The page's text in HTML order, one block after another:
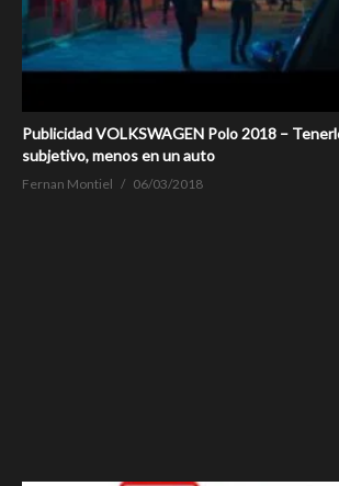
Publicidad VOLKSWAGEN Polo 2018 –
subjetivo, menos en un auto
Fernan Montiel 06/03/2018